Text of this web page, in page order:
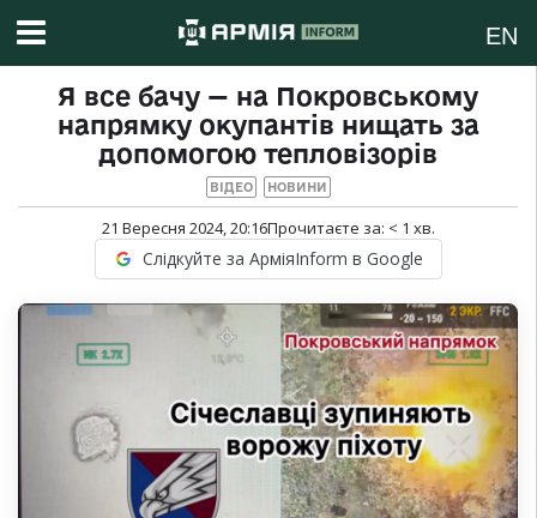
EN
Я все бачу — на Покровському
напрямку окупантів нищать за
допомогою тепловізорів
ВІДЕО НОВИНИ
21 Вересня 2024, 20:16Прочитаєте за: < 1 хв.
Слідкуйте за АрміяInform в Google